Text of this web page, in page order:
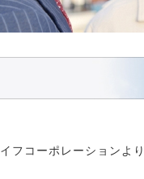
イフコーポレーション